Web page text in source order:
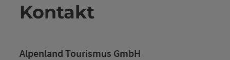
Kontakt
Alpenland Tourismus GmbH